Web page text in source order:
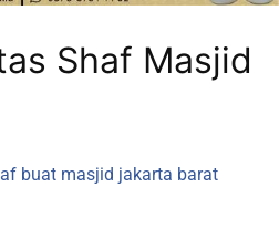
Shaf Masjid
buat masjid jakarta barat